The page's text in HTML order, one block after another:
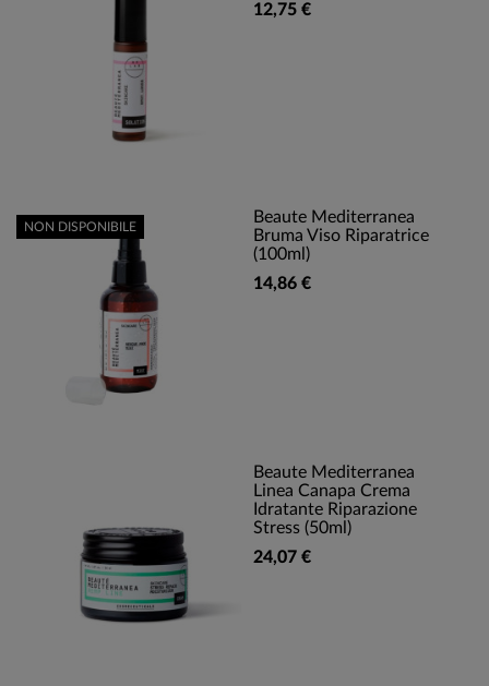
12,75 €
Beaute Mediterranea
Bruma Viso Riparatrice
(100ml)
14,86 €
NON DISPONIBILE
Beaute Mediterranea
Linea Canapa Crema
Idratante Riparazione
Stress (50ml)
24,07 €